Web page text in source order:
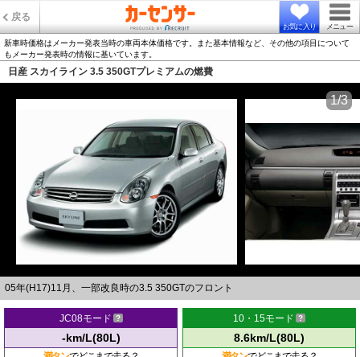
戻る
お気に入り メニュー
新車時価格はメーカー発表当時の車両本体価格です。また基本情報など、その他の項目について
もメーカー発表時の情報に基いています。
日産 スカイライン 3.5 350GTプレミアムの燃費
05年(H17)11月、一部改良時の3.5 350GTのフロント
1/3
JC08モード
-km/L(80L)
10・15モード
8.6km/L(80L)